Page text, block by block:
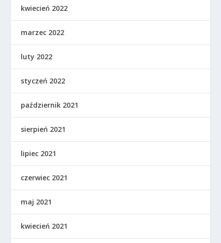
kwiecień 2022
marzec 2022
luty 2022
styczeń 2022
październik 2021
sierpień 2021
lipiec 2021
czerwiec 2021
maj 2021
kwiecień 2021